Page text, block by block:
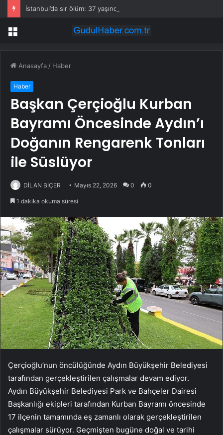
Menü
Anasayfa / Haber
Haber
Başkan Çerçioğlu Kurban
Bayramı Öncesinde Aydın’ı
Doğanın Rengarenk Tonları
ile Süslüyor
DİLAN BİÇER Mayıs 22, 2026 0 0
1 dakika okuma süresi
Çerçioğlu’nun öncülüğünde Aydın Büyükşehir Belediyesi
tarafından gerçekleştirilen çalışmalar devam ediyor.
Aydın Büyükşehir Belediyesi Park ve Bahçeler Dairesi
Başkanlığı ekipleri tarafından Kurban Bayramı öncesinde
17 ilçenin tamamında eş zamanlı olarak gerçekleştirilen
çalışmalar sürüyor. Geçmişten bugüne doğal ve tarihi